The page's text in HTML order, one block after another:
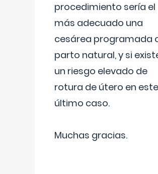
procedimiento sería el
más adecuado una
cesárea programada
parto natural, y si
un riesgo elevado de
rotura de útero en este
último caso.
Muchas gracias.